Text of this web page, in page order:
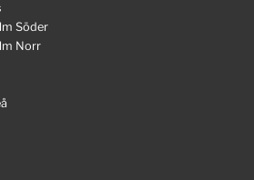
Söder
Norr